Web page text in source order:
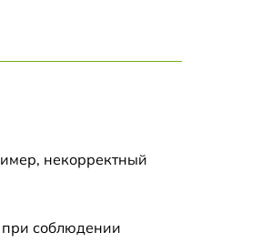
некорректный
соблюдении